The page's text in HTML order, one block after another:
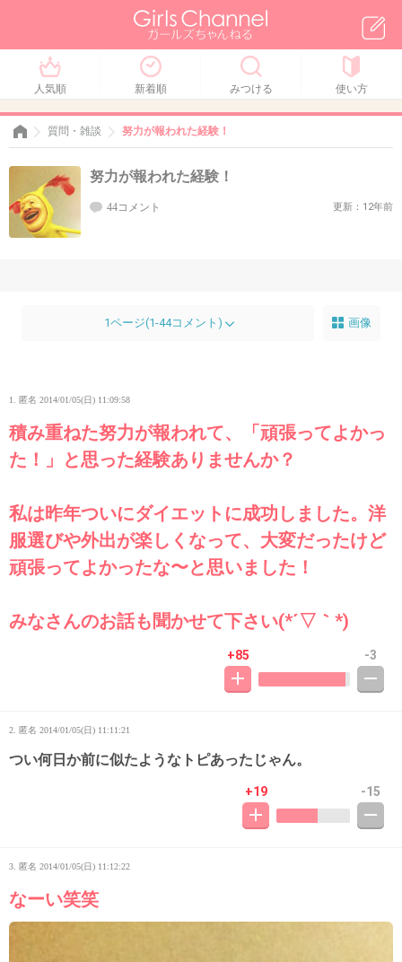
人気順 新着順 みつける 使い方
質問・雑談 努力が報われた経験！
努力が報われた経験！
44コメント 更新：12年前
1ページ(1-44コメント) 画像
1. 匿名 2014/01/05(日) 11:09:58
積み重ねた努力が報われて、「頑張ってよかっ
た！」と思った経験ありませんか？
私は昨年ついにダイエットに成功しました。洋
服選びや外出が楽しくなって、大変だったけど
頑張ってよかったな〜と思いました！
みなさんのお話も聞かせて下さい(*´▽｀*)
+85 -3
2. 匿名 2014/01/05(日) 11:11:21
つい何日か前に似たようなトピあったじゃん。
+19 -15
3. 匿名 2014/01/05(日) 11:12:22
なーい笑笑